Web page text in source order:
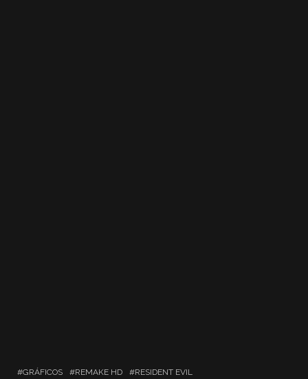
GRÁFICOS REMAKE HD
RESIDENT EVIL